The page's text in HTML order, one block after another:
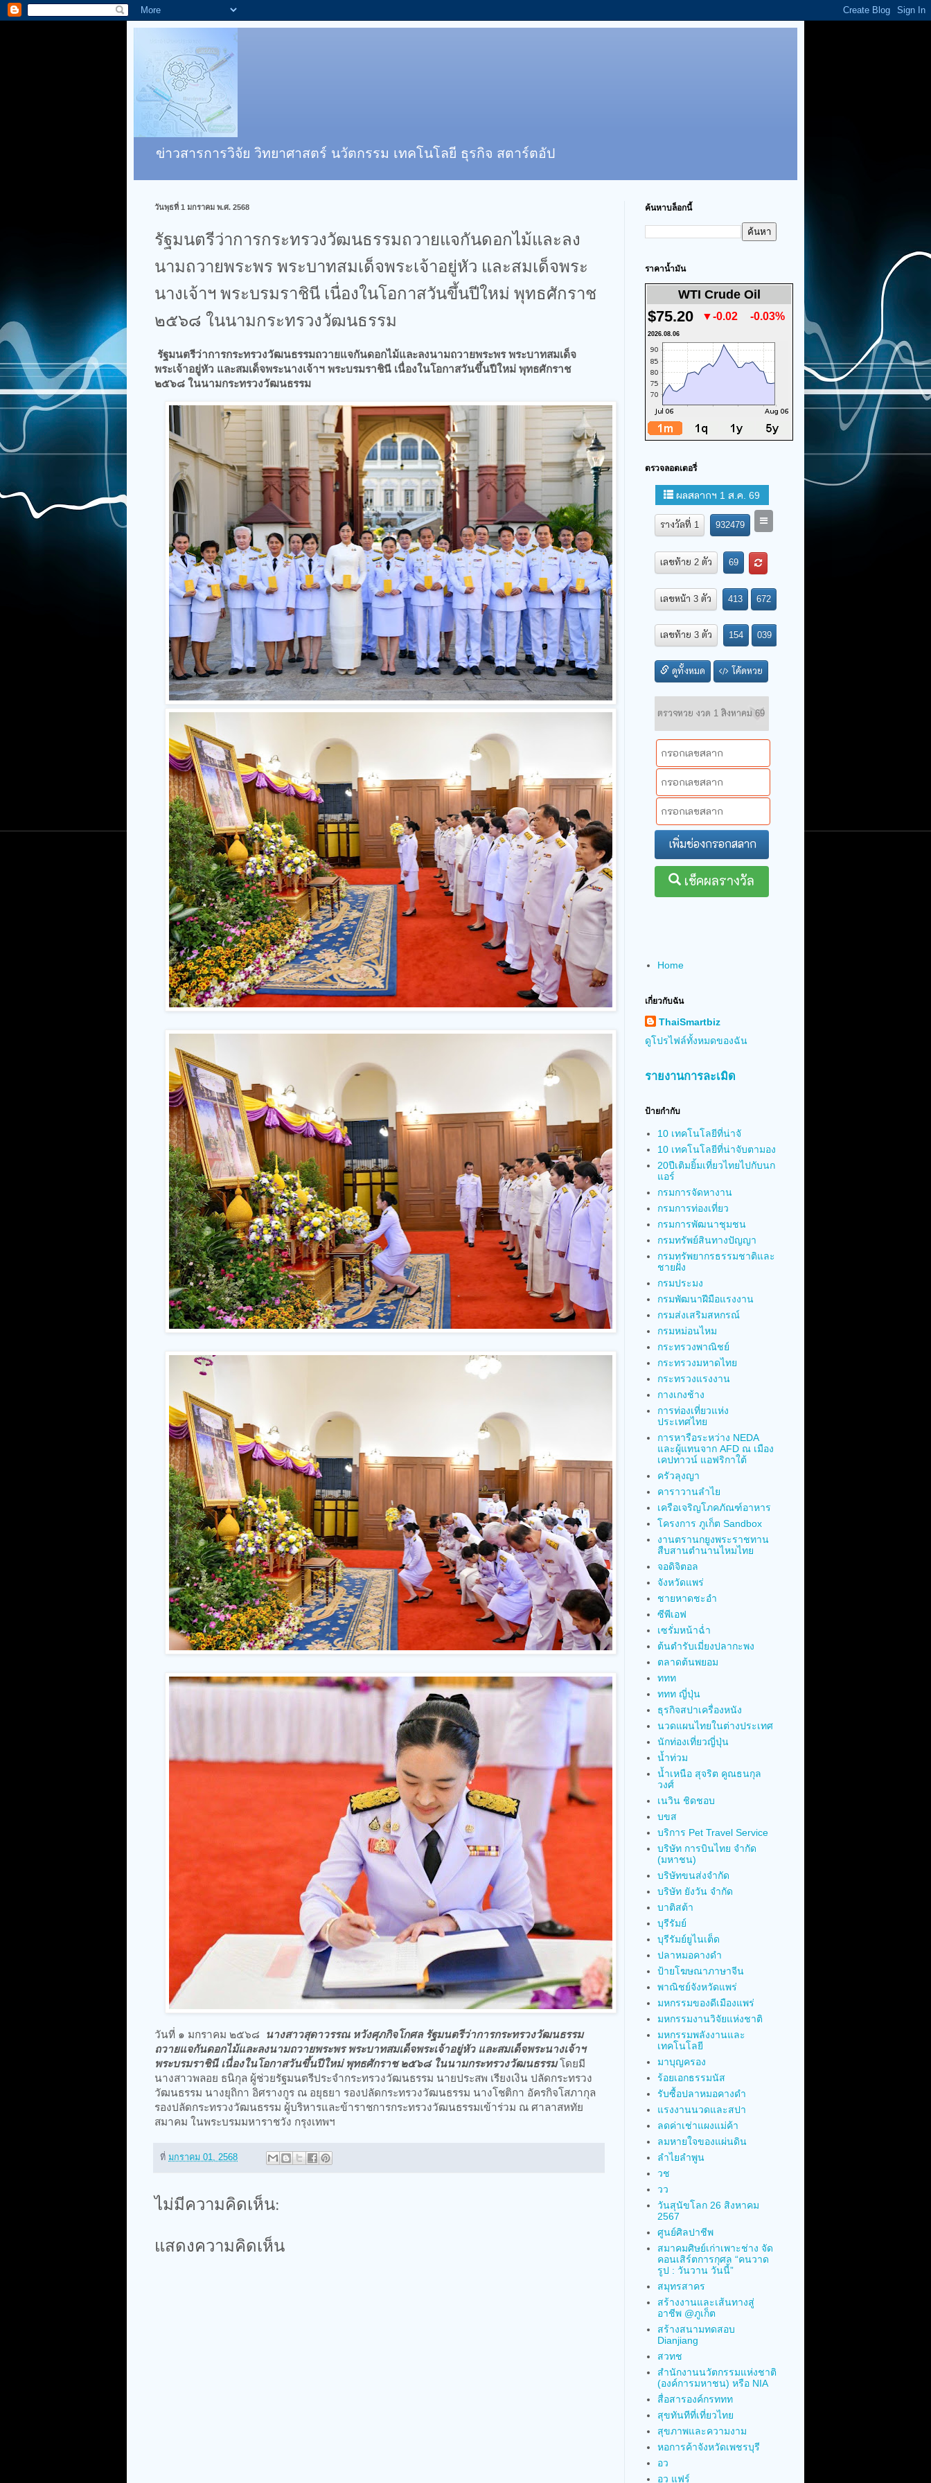
ข่าวสารการวิจัย วิทยาศาสตร์ นวัตกรรม เทคโนโลยี ธุรกิจ สตาร์ตอัป
วันพุธที่ 1 มกราคม พ.ศ. 2568
รัฐมนตรีว่าการกระทรวงวัฒนธรรมถวายแจกันดอกไม้และลง
นามถวายพระพร พระบาทสมเด็จพระเจ้าอยู่หัว และสมเด็จพระ
นางเจ้าฯ พระบรมราชินี เนื่องในโอกาสวันขึ้นปีใหม่ พุทธศักราช
๒๕๖๘ ในนามกระทรวงวัฒนธรรม
รัฐมนตรีว่าการกระทรวงวัฒนธรรมถวายแจกันดอกไม้และลงนามถวายพระพร พระบาทสมเด็จ
พระเจ้าอยู่หัว และสมเด็จพระนางเจ้าฯ พระบรมราชินี เนื่องในโอกาสวันขึ้นปีใหม่ พุทธศักราช
๒๕๖๘ ในนามกระทรวงวัฒนธรรม
วันที่ ๑ มกราคม ๒๕๖๘
นางสาวสุดาวรรณ หวังศุภกิจโกศล รัฐมนตรีว่าการกระทรวงวัฒนธรรม
ถวายแจกันดอกไม้และลงนามถวายพระพร พระบาทสมเด็จพระเจ้าอยู่หัว และสมเด็จพระนางเจ้าฯ
พระบรมราชินี เนื่องในโอกาสวันขึ้นปีใหม่ พุทธศักราช ๒๕๖๘ ในนามกระทรวงวัฒนธรรมโดยมี
นางสาวพลอย ธนิกุล ผู้ช่วยรัฐมนตรีประจำกระทรวงวัฒนธรรม นายประสพ เรียงเงิน ปลัดกระทรวง
วัฒนธรรม นางยุถิกา อิศรางกูร ณ อยุธยา รองปลัดกระทรวงวัฒนธรรม นางโชติกา อัครกิจโสภากุล
รองปลัดกระทรวงวัฒนธรรม ผู้บริหารและข้าราชการกระทรวงวัฒนธรรมเข้าร่วม ณ ศาลาสหทัย
สมาคม ในพระบรมมหาราชวัง กรุงเทพฯ
ที่ มกราคม 01, 2568
ไม่มีความคิดเห็น:
แสดงความคิดเห็น
ค้นหาบล็อกนี้
ราคาน้ำมัน
WTI Crude Oil
$75.20 ▼-0.02 -0.03%
2026.08.06
ตรวจลอตเตอรี่
Home
เกี่ยวกับฉัน
ThaiSmartbiz
ดูโปรไฟล์ทั้งหมดของฉัน
รายงานการละเมิด
ป้ายกำกับ
10 เทคโนโลยีที่น่าจั
10 เทคโนโลยีที่น่าจับตามอง
20ปีเติมยิ้มเที่ยวไทยไปกับนก
แอร์
กรมการจัดหางาน
กรมการท่องเที่ยว
กรมการพัฒนาชุมชน
กรมทรัพย์สินทางปัญญา
กรมทรัพยากรธรรมชาติและ
ชายฝั่ง
กรมประมง
กรมพัฒนาฝีมือแรงงาน
กรมส่งเสริมสหกรณ์
กรมหม่อนไหม
กระทรวงพาณิชย์
กระทรวงมหาดไทย
กระทรวงแรงงาน
กางเกงช้าง
การท่องเที่ยวแห่ง
ประเทศไทย
การหารือระหว่าง NEDA
และผู้แทนจาก AFD ณ เมือง
เคปทาวน์ แอฟริกาใต้
ครัวลุงญา
คาราวานลำไย
เครือเจริญโภคภัณฑ์อาหาร
โครงการ ภูเก็ต Sandbox
งานตรานกยูงพระราชทาน
สืบสานตำนานไหมไทย
จอดิจิตอล
จังหวัดแพร่
ชายหาดชะอำ
ซีพีเอฟ
เซรั่มหน้าฉ่ำ
ต้นตำรับเมี่ยงปลากะพง
ตลาดต้นพยอม
ททท
ททท ญี่ปุ่น
ธุรกิจสปาเครื่องหนัง
นวดแผนไทยในต่างประเทศ
นักท่องเที่ยวญี่ปุ่น
น้ำท่วม
น้ำเหนือ สุจริต คูณธนกุล
วงศ์
เนวิน ชิดชอบ
บขส
บริการ Pet Travel Service
บริษัท การบินไทย จำกัด
(มหาชน)
บริษัทขนส่งจำกัด
บริษัท ยังวัน จำกัด
บาติสต้า
บุรีรัมย์
บุรีรัมย์ยูไนเต็ด
ปลาหมอคางดำ
ป้ายโฆษณาภาษาจีน
พาณิชย์จังหวัดแพร่
มหกรรมของดีเมืองแพร่
มหกรรมงานวิจัยแห่งชาติ
มหกรรมพลังงานและ
เทคโนโลยี
มาบุญครอง
ร้อยเอกธรรมนัส
รับซื้อปลาหมอคางดำ
แรงงานนวดและสปา
ลดค่าเช่าแผงแม่ค้า
ลมหายใจของแผ่นดิน
ลำไยลำพูน
วช
วว
วันสุนัขโลก 26 สิงหาคม
2567
ศูนย์ศิลปาชีพ
สมาคมศิษย์เก่าเพาะช่าง จัด
คอนเสิร์ตการกุศล “คนวาด
รูป : วันวาน วันนี้”
สมุทรสาคร
สร้างงานและเส้นทางสู่
อาชีพ @ภูเก็ต
สร้างสนามทดสอบ
Dianjiang
สวทช
สำนักงานนวัตกรรมแห่งชาติ
(องค์การมหาชน) หรือ NIA
สื่อสารองค์กรททท
สุขทันทีที่เที่ยวไทย
สุขภาพและความงาม
หอการค้าจังหวัดเพชรบุรี
อว
อว แฟร์